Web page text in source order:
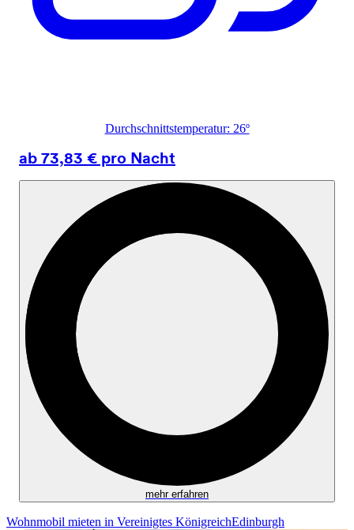
Durchschnittstemperatur: 26º
ab 73,83 € pro Nacht
mehr erfahren
Wohnmobil mieten in Vereinigtes KönigreichEdinburgh